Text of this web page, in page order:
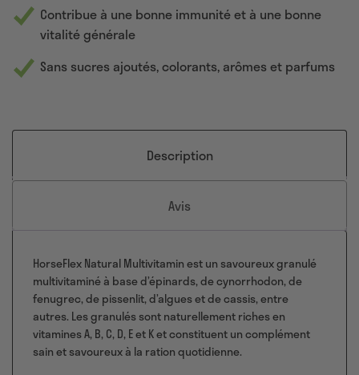
Contribue à une bonne immunité et à une bonne
vitalité générale
Sans sucres ajoutés, colorants, arômes et parfums
Description
Avis
HorseFlex Natural Multivitamin est un savoureux granulé
multivitaminé à base d’épinards, de cynorrhodon, de
fenugrec, de pissenlit, d’algues et de cassis, entre
autres. Les granulés sont naturellement riches en
vitamines A, B, C, D, E et K et constituent un complément
sain et savoureux à la ration quotidienne.